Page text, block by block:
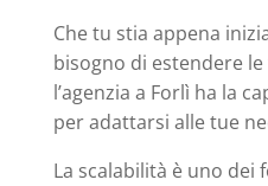
Che tu stia appena
bisogno di estendere
l’agenzia a Forlì ha la
per adattarsi alle tue
La scalabilità è uno dei